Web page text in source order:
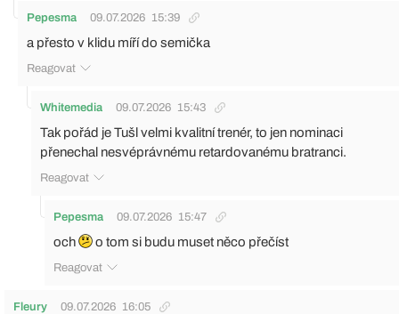
Pepesma 09.07.2026 15:39
a přesto v klidu míří do semička
Reagovat
Whitemedia 09.07.2026 15:43
Tak pořád je Tušl velmi kvalitní trenér, to jen nominaci
přenechal nesvéprávnému retardovanému bratranci.
Reagovat
Pepesma 09.07.2026 15:47
och o tom si budu muset něco přečíst
Reagovat
Fleury 09.07.2026 16:05